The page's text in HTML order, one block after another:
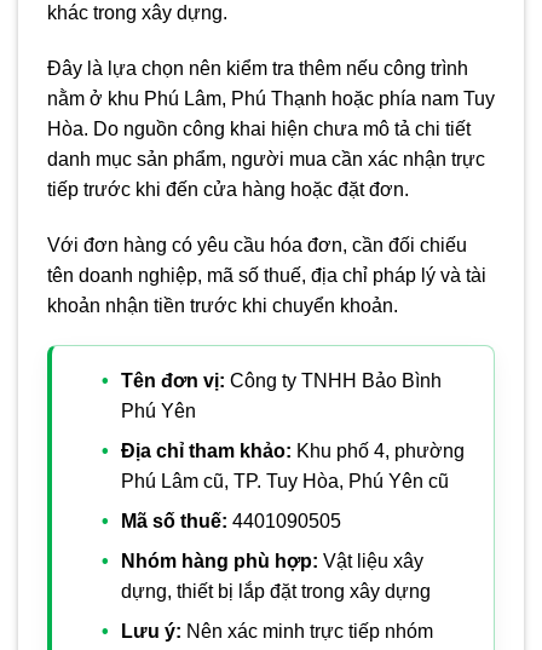
khác trong xây dựng.
Đây là lựa chọn nên kiểm tra thêm nếu công trình
nằm ở khu Phú Lâm, Phú Thạnh hoặc phía nam Tuy
Hòa. Do nguồn công khai hiện chưa mô tả chi tiết
danh mục sản phẩm, người mua cần xác nhận trực
tiếp trước khi đến cửa hàng hoặc đặt đơn.
Với đơn hàng có yêu cầu hóa đơn, cần đối chiếu
tên doanh nghiệp, mã số thuế, địa chỉ pháp lý và tài
khoản nhận tiền trước khi chuyển khoản.
Tên đơn vị: Công ty TNHH Bảo Bình
Phú Yên
Địa chỉ tham khảo: Khu phố 4, phường
Phú Lâm cũ, TP. Tuy Hòa, Phú Yên cũ
Mã số thuế: 4401090505
Nhóm hàng phù hợp: Vật liệu xây
dựng, thiết bị lắp đặt trong xây dựng
Lưu ý: Nên xác minh trực tiếp nhóm